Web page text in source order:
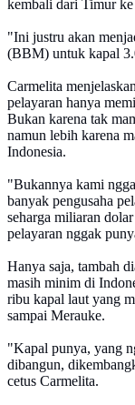
kembali dari Timur
"Ini justru akan
(BBM) untuk kapal
Carmelita
pelayaran hanya
Bukan karena tak
namun lebih karena
Indonesia.
"Bukannya kami
banyak pengusaha
seharga miliaran
pelayaran nggak
Hanya saja, tambah
masih minim di
ribu kapal laut yang
sampai Merauke.
"Kapal punya, yang
dibangun,
cetus Carmelita.